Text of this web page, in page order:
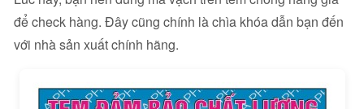
để check hàng. Đây cũng chính là chìa khóa dẫn bạn đến
với nhà sản xuất chính hãng.